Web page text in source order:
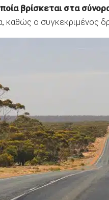
βρίσκεται στα
καθώς ο συγκεκριμένος